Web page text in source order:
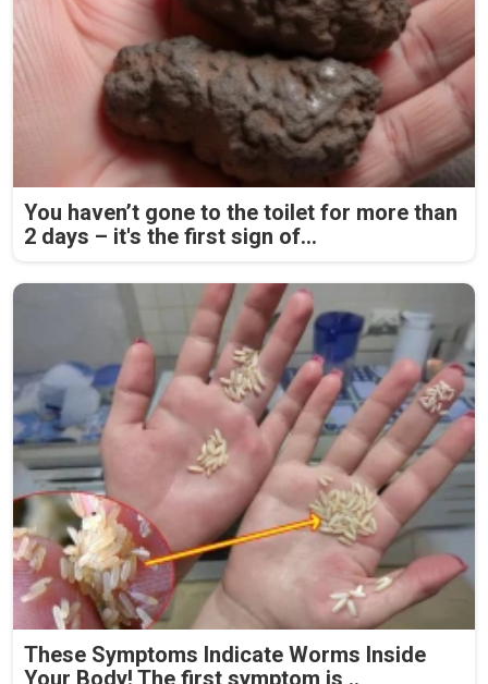
You haven’t gone to the toilet for more than
2 days – it's the first sign of...
These Symptoms Indicate Worms Inside